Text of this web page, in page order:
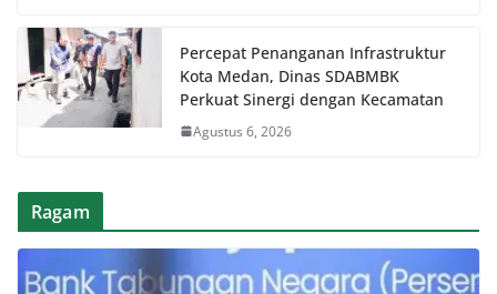
Percepat Penanganan Infrastruktur
Kota Medan, Dinas SDABMBK
Perkuat Sinergi dengan Kecamatan
Agustus 6, 2026
Ragam